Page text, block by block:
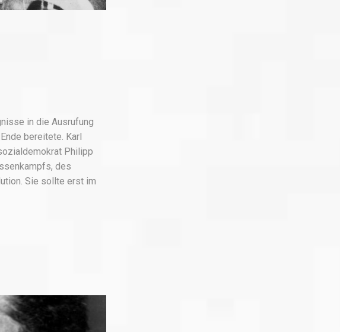
in die Ausrufung
bereitete. Karl
Philipp
des
Sie sollte erst im